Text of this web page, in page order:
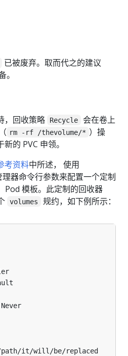
已被废弃。取而代之的建议
。
，回收策略 Recycle
会在卷上
rm -rf /thevolume/* ）操
的 PVC 申领。
考资料中所述， 使用
器命令行参数来配置一个定制
Pod 模板。此定制的回收器
volumes 规约，如下例所示：
Never
path/it/will/be/replaced